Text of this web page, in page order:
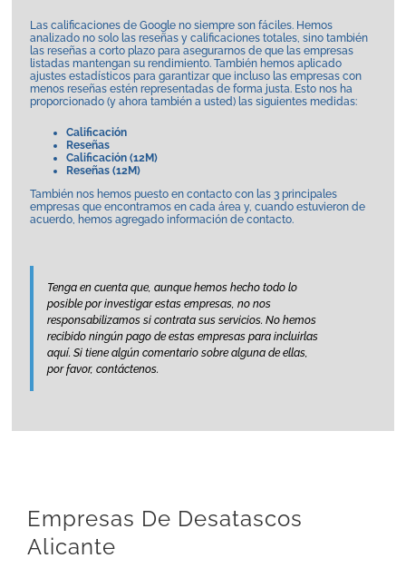
Las calificaciones de Google no siempre son fáciles. Hemos
analizado no solo las reseñas y calificaciones totales, sino también
las reseñas a corto plazo para asegurarnos de que las empresas
listadas mantengan su rendimiento.También hemos aplicado
ajustes estadísticos para garantizar que incluso las empresas con
menos reseñas estén representadas de forma justa. Esto nos ha
proporcionado (y ahora también a usted) las siguientes medidas:
Calificación
Reseñas
Calificación (12M)
Reseñas (12M)
También nos hemos puesto en contacto con las 3 principales
empresas que encontramos en cada área y, cuando estuvieron de
acuerdo, hemos agregado información de contacto.
Tenga en cuenta que, aunque hemos hecho todo lo
posible por investigar estas empresas, no nos
responsabilizamos si contrata sus servicios. No hemos
recibido ningún pago de estas empresas para incluirlas
aquí. Si tiene algún comentario sobre alguna de ellas,
por favor, contáctenos.
Empresas De Desatascos
Alicante